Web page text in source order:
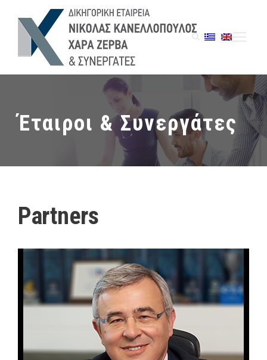
Έταιροι & Συνεργάτες
Partners